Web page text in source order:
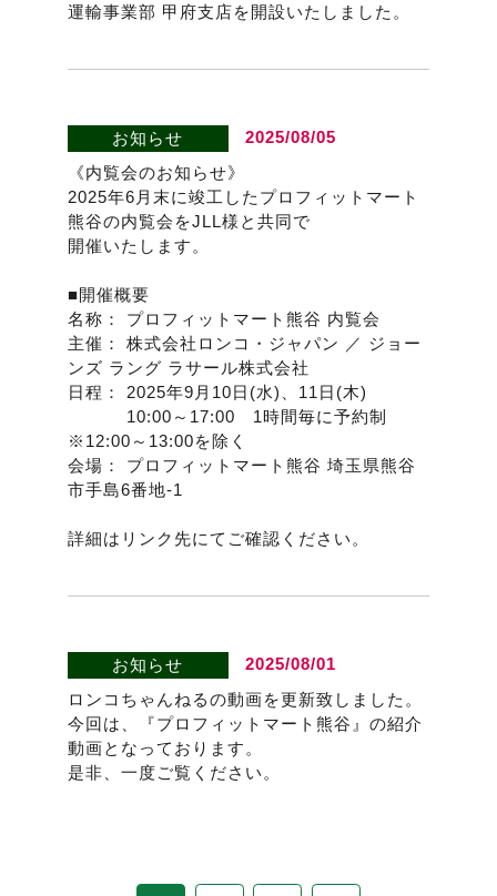
運輸事業部 甲府支店を開設いたしました。
お知らせ
2025/08/05
《内覧会のお知らせ》
2025年6月末に竣工したプロフィットマート
熊谷の内覧会をJLL様と共同で
開催いたします。
■開催概要
名称： プロフィットマート熊谷 内覧会
主催： 株式会社ロンコ・ジャパン ／ ジョー
ンズ ラング ラサール株式会社
日程： 2025年9月10日(水)、11日(木)
10:00～17:00 1時間毎に予約制
※12:00～13:00を除く
会場： プロフィットマート熊谷 埼玉県熊谷
市手島6番地-1
詳細はリンク先にてご確認ください。
お知らせ
2025/08/01
ロンコちゃんねるの動画を更新致しました。
今回は、『プロフィットマート熊谷』の紹介
動画となっております。
是非、一度ご覧ください。